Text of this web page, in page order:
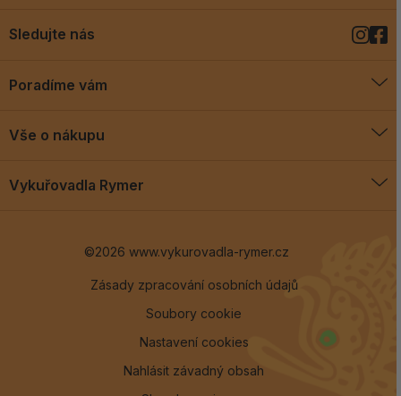
Poradíme vám
Blog
Vše o nákupu
Vykuřovadla Rymer
Sledujte nás
©2026 www.vykurovadla-rymer.cz
Zásady zpracování osobních údajů
Soubory cookie
Nastavení cookies
Nahlásit závadný obsah